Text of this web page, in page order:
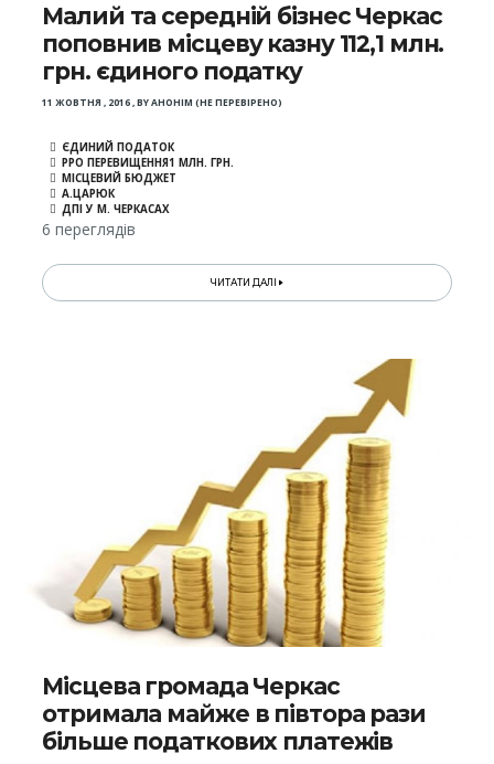
Малий та середній бізнес Черкас
поповнив місцеву казну 112,1 млн.
грн. єдиного податку
11 ЖОВТНЯ , 2016,BYАНОНІМ (НЕ ПЕРЕВІРЕНО)
ЄДИНИЙ ПОДАТОК
РРО ПЕРЕВИЩЕННЯ1 МЛН. ГРН.
МІСЦЕВИЙ БЮДЖЕТ
А.ЦАРЮК
ДПІ У М. ЧЕРКАСАХ
6 переглядів
ЧИТАТИ ДАЛІ
Місцева громада Черкас
отримала майже в півтора рази
більше податкових платежів